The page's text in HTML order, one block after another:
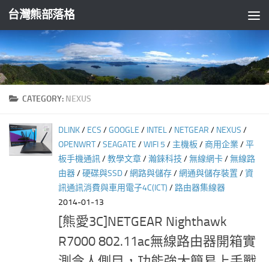
Skip to content
台灣熊部落格
CATEGORY: NEXUS
DLINK/ ECS /GOOGLE / INTEL/ NETGEAR / NEXUS /
OPENWRT/SEAGATE /WIFI 5 / 主機板/商用企業/平
板手機通訊/教學文章/瀚錸科技 /無線網卡/無線路
由器/硬碟與SSD/網路與儲存/網通與儲存裝置 /資
訊通訊消費與車用電子4C(ICT) / 路由器集線器
2014-01-13
[熊愛3C]NETGEAR Nighthawk
R7000 802.11ac無線路由器開箱實